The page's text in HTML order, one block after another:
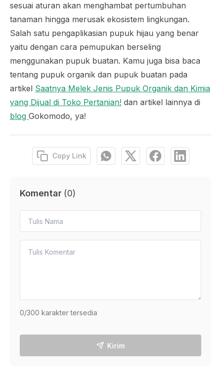
sesuai aturan akan menghambat pertumbuhan
tanaman hingga merusak ekosistem lingkungan.
Salah satu pengaplikasian pupuk hijau yang benar
yaitu dengan cara pemupukan berseling
menggunakan pupuk buatan. Kamu juga bisa baca
tentang pupuk organik dan pupuk buatan pada
artikel Saatnya Melek Jenis Pupuk Organik dan Kimia
yang Dijual di Toko Pertanian! dan artikel lainnya di
blog Gokomodo, ya!
Copy Link
Komentar (0)
0/300 karakter tersedia
Kirim